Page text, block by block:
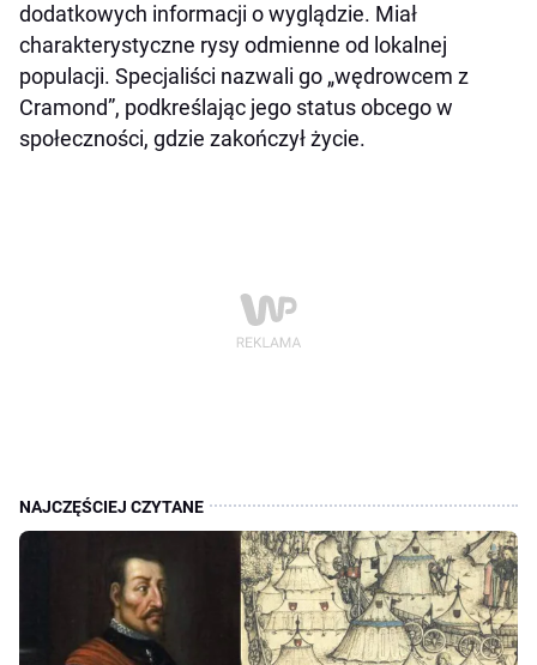
dodatkowych informacji o wyglądzie. Miał
charakterystyczne rysy odmienne od lokalnej
populacji. Specjaliści nazwali go „wędrowcem z
Cramond”, podkreślając jego status obcego w
społeczności, gdzie zakończył życie.